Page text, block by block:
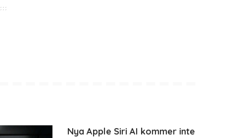
Nya Apple Siri AI kommer inte